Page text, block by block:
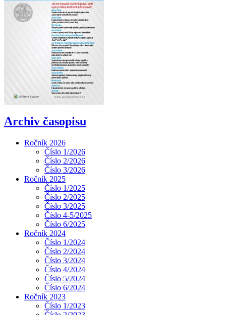
Archiv časopisu
Ročník 2026
Číslo 1/2026
Číslo 2/2026
Číslo 3/2026
Ročník 2025
Číslo 1/2025
Číslo 2/2025
Číslo 3/2025
Číslo 4-5/2025
Číslo 6/2025
Ročník 2024
Číslo 1/2024
Číslo 2/2024
Číslo 3/2024
Číslo 4/2024
Číslo 5/2024
Číslo 6/2024
Ročník 2023
Číslo 1/2023